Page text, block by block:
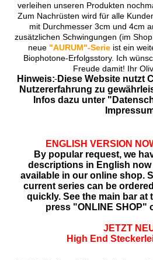
verleihen unseren Produkten
Zum Nachrüsten wird für alle
mit Durchmesser 3cm und 4cm
zusätzlichen Schwingungen (im
neue "AURUM"-Serieist ein
Biophotone-Erfolgsstory. Ich
Freude damit! Ihr
Hinweis: Diese Website nutzt
Nutzererfahrung zu
Infos dazu unter
ENGLISH VERSION
By popular request, we
descriptions in English
available in our online shop.
current series can be
quickly. See the main bar at
press "ONLINE SHOP"
JETZT
High End